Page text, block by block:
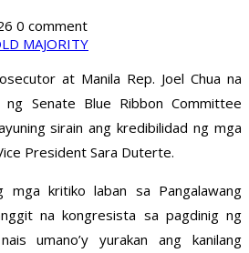
0 comment
at Manila Rep. Joel Chua na
ng Senate Blue Ribbon Committee
sirain ang kredibilidad ng mga
President Sara Duterte.
mga kritiko laban sa Pangalawang
na kongresista sa pagdinig ng
umano’y yurakan ang kanilang